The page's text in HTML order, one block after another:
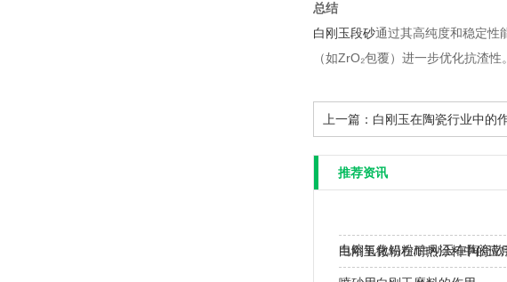
总结
白刚玉段砂通过其高纯度和稳定性
（如ZrO₂包覆）进一步优化抗渣性。
上一篇： 白刚玉在陶瓷行业中的
推荐资讯
电熔氧化铝粉/白刚玉在陶瓷
白刚玉微粉在耐热涂料中的